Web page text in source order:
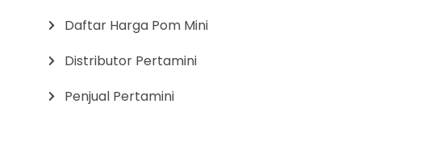
Daftar Harga Pom Mini
Distributor Pertamini
Penjual Pertamini